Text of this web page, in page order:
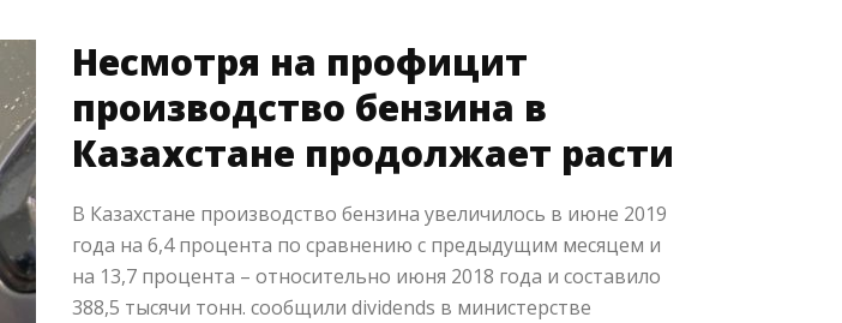
Несмотря на профицит
производство бензина в
Казахстане продолжает расти
В Казахстане производство бензина увеличилось в июне 2019
года на 6,4 процента по сравнению с предыдущим месяцем и
на 13,7 процента – относительно июня 2018 года и составило
388,5 тысячи тонн. сообщили dividends в министерстве